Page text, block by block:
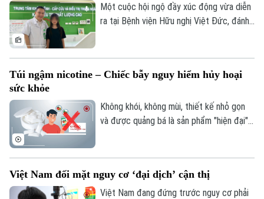
lòa, Orbis - tổ chức phi chính phủ quốc tế
- đã đồng hành với ngành mắt Việt Nam
Một cuộc hội ngộ đầy xúc động vừa diễn
ra tại Bệnh viện Hữu nghị Việt Đức, đánh
Túi ngậm nicotine – Chiếc bẫy nguy hiểm hủy hoại
sức khỏe
Không khói, không mùi, thiết kế nhỏ gọn
và được quảng bá là sản phẩm "hiện đại",
những cảnh báo về nguy cơ gây nghiện
cực mạnh, những hệ lụy với sức khỏe và
Việt Nam đối mặt nguy cơ ‘đại dịch’ cận thị
Việt Nam đang đứng trước nguy cơ phải